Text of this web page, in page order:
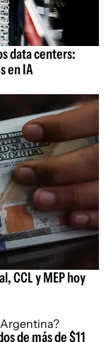
data centers:
en IA
CCL y MEP hoy
de más de $11